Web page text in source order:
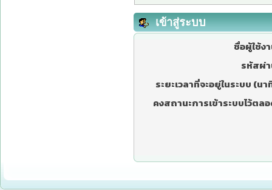
เข้าสู่ระบบ
ชื่อผู้ใช้ง
รหัสผ่
ระยะเวลาที่จะอยู่ในระบบ (นา
คงสถานะการเข้าระบบไว้ตล